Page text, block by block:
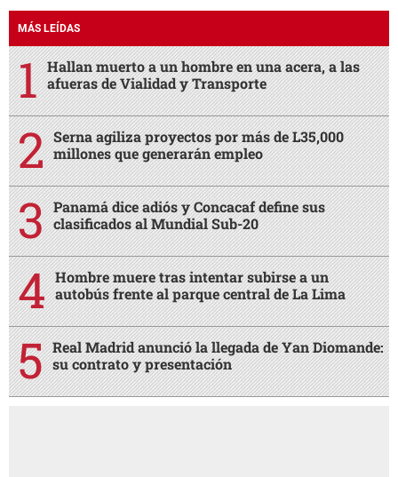
MÁS LEÍDAS
Hallan muerto a un hombre en una acera, a las
afueras de Vialidad y Transporte
Serna agiliza proyectos por más de L35,000
millones que generarán empleo
Panamá dice adiós y Concacaf define sus
clasificados al Mundial Sub-20
Hombre muere tras intentar subirse a un
autobús frente al parque central de La Lima
Real Madrid anunció la llegada de Yan Diomande:
su contrato y presentación